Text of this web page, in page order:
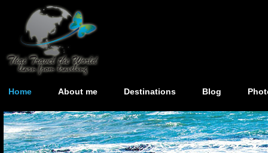
Home About me Destinations Blog